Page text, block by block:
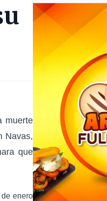
muerte
Navas,
que
enero